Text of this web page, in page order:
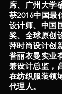
席、广州大学
获2016中国最
设计师、中国
奖、全球原创
萍时尚设计创
普丽衣曼实业
兼设计总监，
在纺织服装领
代理人。